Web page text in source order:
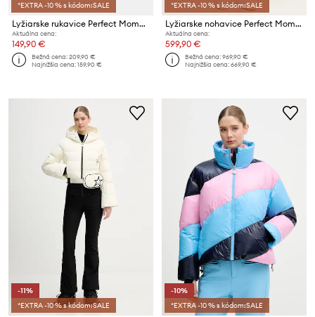
*EXTRA -10 % s kódom:SALE
Lyžiarske rukavice Perfect Moment Davos
Aktuálna cena:
149,90 €
Bežná cena:209,90 €
Najnižšia cena:159,90 €
*EXTRA -10 % s kódom:SALE
Lyžiarske nohavice Perfect Moment
Aktuálna cena:
599,90 €
Bežná cena:969,90 €
Najnižšia cena:669,90 €
-11%
*EXTRA -10 % s kódom:SALE
-10%
*EXTRA -10 % s kódom:SALE